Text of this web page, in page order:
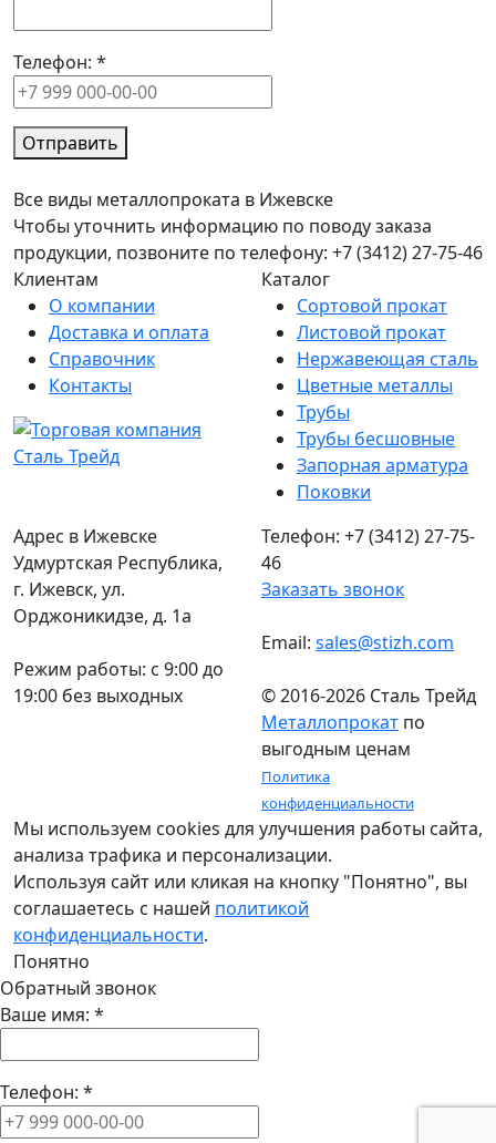
Телефон: *
Отправить
Все виды металлопроката в Ижевске
Чтобы уточнить информацию по поводу заказа
продукции, позвоните по телефону: +7 (3412) 27-75-46
Клиентам
О компании
Доставка и оплата
Справочник
Контакты
Каталог
Сортовой прокат
Листовой прокат
Нержавеющая сталь
Цветные металлы
Трубы
Трубы бесшовные
Запорная арматура
Поковки
Адрес в Ижевске
Удмуртская Республика,
г. Ижевск, ул.
Орджоникидзе, д. 1а
Режим работы: c 9:00 до
19:00 без выходных
Телефон: +7 (3412) 27-75-
46
Заказать звонок
Email: sales@stizh.com
© 2016-2026 Сталь Трейд
Металлопрокат по
выгодным ценам
Политика
конфиденциальности
Мы используем cookies для улучшения работы сайта,
анализа трафика и персонализации.
Используя сайт или кликая на кнопку "Понятно", вы
соглашаетесь с нашей политикой
конфиденциальности.
Понятно
Обратный звонок
Ваше имя: *
Телефон: *